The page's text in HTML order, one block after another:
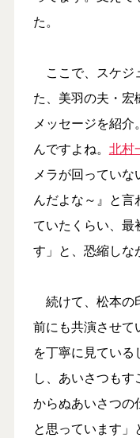
た。
ここで、スケジ
た、美羽の夫・宏
メッセージを紹
んですよね。 北村
メラが回ってい
んだよな～』と言
ていたくらい、最
す」と、恐縮しな
続けて、松本の
前にも共演させて
を丁寧に見てい
し、あいさつも
からぬあいさつの
と思っています